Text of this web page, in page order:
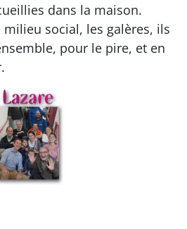
dans la maison.
milieu social, les galères, ils
pour le pire, et en